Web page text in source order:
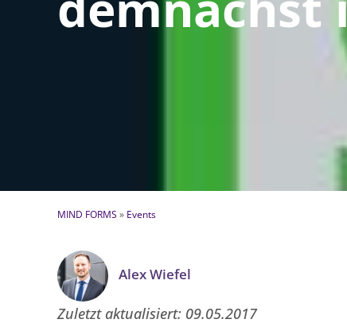
MIND FORMS » Events
Alex Wiefel
Zuletzt aktualisiert: 09.05.2017